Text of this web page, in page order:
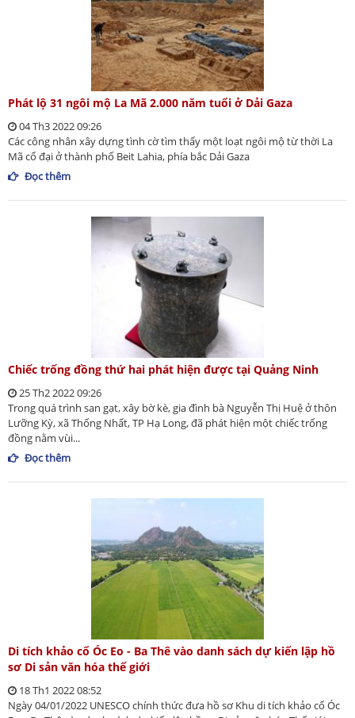
Phát lộ 31 ngôi mộ La Mã 2.000 năm tuổi ở Dải Gaza
04 Th3 2022 09:26
Các công nhân xây dựng tình cờ tìm thấy một loạt ngôi mộ từ thời La
Mã cổ đại ở thành phố Beit Lahia, phía bắc Dải Gaza
Đọc thêm
Chiếc trống đồng thứ hai phát hiện được tại Quảng Ninh
25 Th2 2022 09:26
Trong quá trình san gạt, xây bờ kè, gia đình bà Nguyễn Thị Huệ ở thôn
Lưỡng Kỳ, xã Thống Nhất, TP Hạ Long, đã phát hiện một chiếc trống
đồng nằm vùi...
Đọc thêm
Di tích khảo cổ Óc Eo - Ba Thê vào danh sách dự kiến lập hồ
sơ Di sản văn hóa thế giới
18 Th1 2022 08:52
Ngày 04/01/2022 UNESCO chính thức đưa hồ sơ Khu di tích khảo cổ Óc